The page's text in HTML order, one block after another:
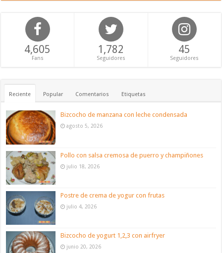
4,605
Fans
1,782
Seguidores
45
Seguidores
Reciente Popular Comentarios Etiquetas
Bizcocho de manzana con leche condensada
agosto 5, 2026
Pollo con salsa cremosa de puerro y champiñones
julio 18, 2026
Postre de crema de yogur con frutas
julio 4, 2026
Bizcocho de yogurt 1,2,3 con airfryer
junio 20, 2026